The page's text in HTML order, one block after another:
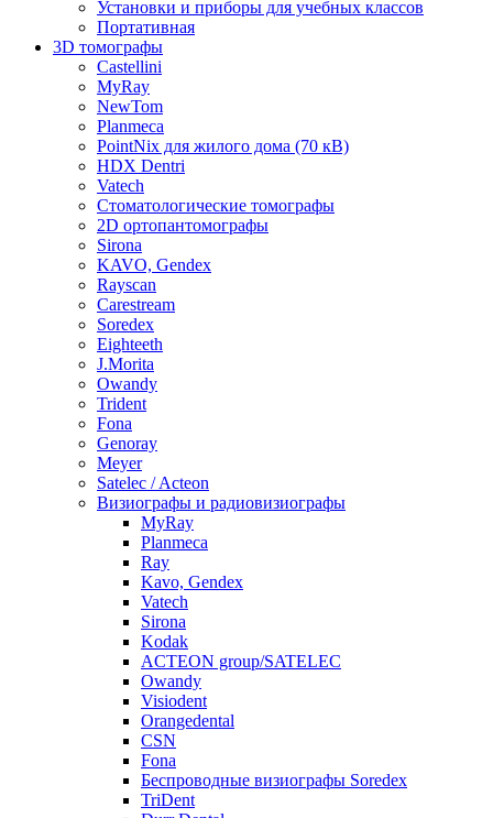
Установки и приборы для учебных классов
Портативная
3D томографы
Castellini
MyRay
NewTom
Planmeca
PointNix для жилого дома (70 кВ)
HDX Dentri
Vatech
Стоматологические томографы
2D ортопантомографы
Sirona
KAVO, Gendex
Rayscan
Carestream
Soredex
Eighteeth
J.Morita
Owandy
Trident
Fona
Genoray
Meyer
Satelec / Acteon
Визиографы и радиовизиографы
MyRay
Planmeca
Ray
Kavo, Gendex
Vatech
Sirona
Kodak
ACTEON group/SATELEC
Owandy
Visiodent
Orangedental
CSN
Fona
Беспроводные визиографы Soredex
TriDent